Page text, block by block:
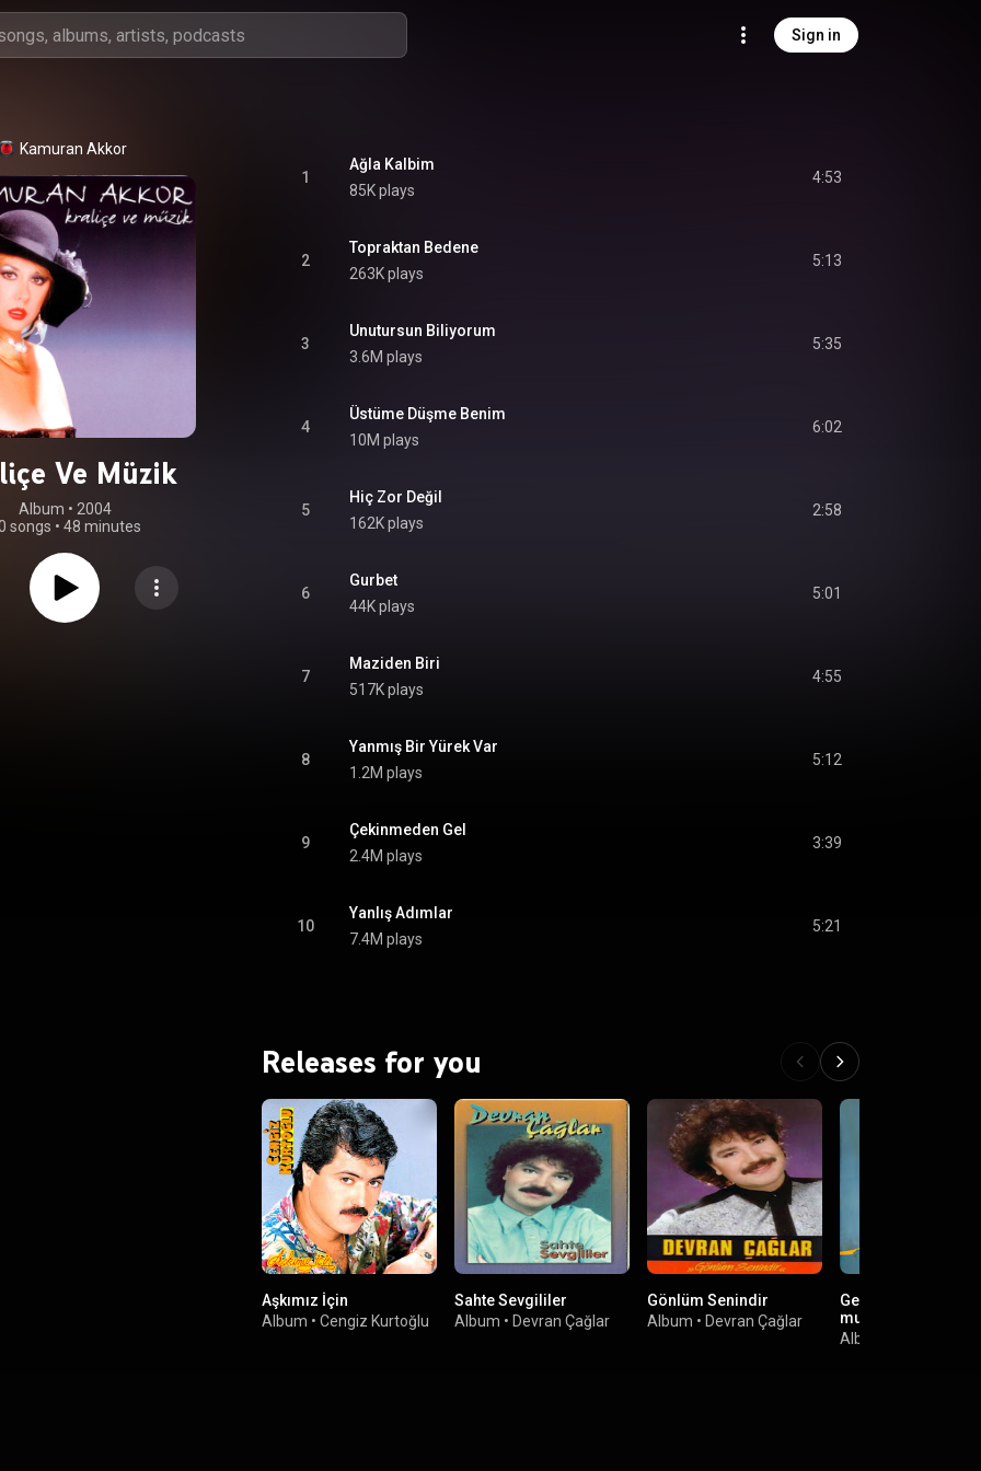
Sign in
Kamuran Akkor
Ve Müzik
Album • 2004
songs • 48 minutes
1
Ağla Kalbim
85K plays
4:53
2
Topraktan Bedene
263K plays
5:13
3
Unutursun Biliyorum
3.6M plays
5:35
4
Üstüme Düşme Benim
10M plays
6:02
5
Hiç Zor Değil
162K plays
2:58
6
Gurbet
44K plays
5:01
7
Maziden Biri
517K plays
4:55
8
Yanmış Bir Yürek Var
1.2M plays
5:12
9
Çekinmeden Gel
2.4M plays
3:39
10
Yanlış Adımlar
7.4M plays
5:21
Releases for you
Aşkımız İçin
Album • Cengiz Kurtoğlu
Sahte Sevgililer
Album • Devran Çağlar
Gönlüm Senindir
Album • Devran Çağlar
Geceler / Mazi
mu
Album